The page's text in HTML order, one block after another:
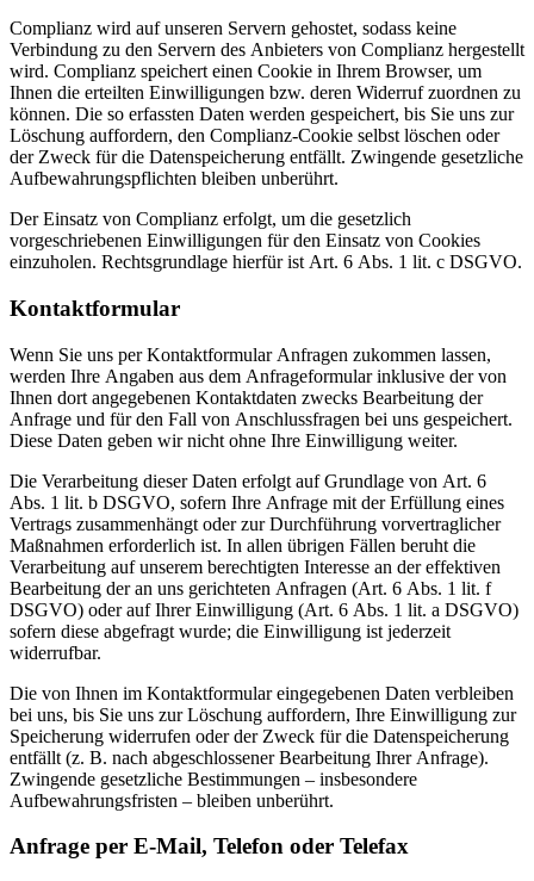
Complianz wird auf unseren Servern gehostet, sodass keine
Verbindung zu den Servern des Anbieters von Complianz hergestellt
wird. Complianz speichert einen Cookie in Ihrem Browser, um
Ihnen die erteilten Einwilligungen bzw. deren Widerruf zuordnen zu
können. Die so erfassten Daten werden gespeichert, bis Sie uns zur
Löschung auffordern, den Complianz-Cookie selbst löschen oder
der Zweck für die Datenspeicherung entfällt. Zwingende gesetzliche
Aufbewahrungspflichten bleiben unberührt.
Der Einsatz von Complianz erfolgt, um die gesetzlich
vorgeschriebenen Einwilligungen für den Einsatz von Cookies
einzuholen. Rechtsgrundlage hierfür ist Art. 6 Abs. 1 lit. c DSGVO.
Kontaktformular
Wenn Sie uns per Kontaktformular Anfragen zukommen lassen,
werden Ihre Angaben aus dem Anfrageformular inklusive der von
Ihnen dort angegebenen Kontaktdaten zwecks Bearbeitung der
Anfrage und für den Fall von Anschlussfragen bei uns gespeichert.
Diese Daten geben wir nicht ohne Ihre Einwilligung weiter.
Die Verarbeitung dieser Daten erfolgt auf Grundlage von Art. 6
Abs. 1 lit. b DSGVO, sofern Ihre Anfrage mit der Erfüllung eines
Vertrags zusammenhängt oder zur Durchführung vorvertraglicher
Maßnahmen erforderlich ist. In allen übrigen Fällen beruht die
Verarbeitung auf unserem berechtigten Interesse an der effektiven
Bearbeitung der an uns gerichteten Anfragen (Art. 6 Abs. 1 lit. f
DSGVO) oder auf Ihrer Einwilligung (Art. 6 Abs. 1 lit. a DSGVO)
sofern diese abgefragt wurde; die Einwilligung ist jederzeit
widerrufbar.
Die von Ihnen im Kontaktformular eingegebenen Daten verbleiben
bei uns, bis Sie uns zur Löschung auffordern, Ihre Einwilligung zur
Speicherung widerrufen oder der Zweck für die Datenspeicherung
entfällt (z. B. nach abgeschlossener Bearbeitung Ihrer Anfrage).
Zwingende gesetzliche Bestimmungen – insbesondere
Aufbewahrungsfristen – bleiben unberührt.
Anfrage per E-Mail, Telefon oder Telefax